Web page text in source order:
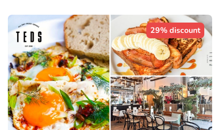
29% discount